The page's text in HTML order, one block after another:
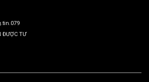
ĐƯỢC TƯ